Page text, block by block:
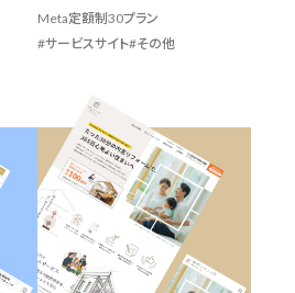
Meta定額制30プラン
サービスサイト その他